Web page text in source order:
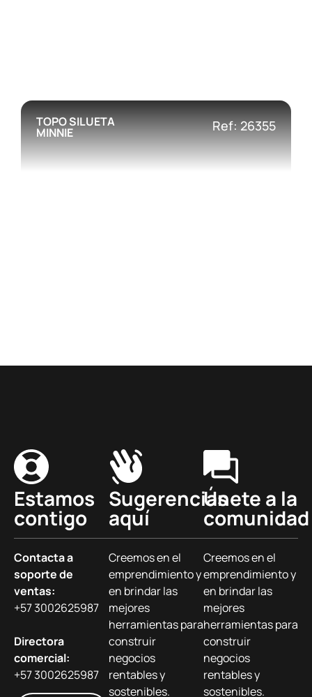
TOPO SILUETA
MINNIE Ref: 26355
Estamos
contigo
Contacta a
soporte de
ventas:
+57 3002625987
Directora
comercial:
+57 3002625987
Sugerencias
aquí
Creemos en el
emprendimiento y
en brindar las
mejores
herramientas para
construir
negocios
rentables y
sostenibles.
Únete a la
comunidad
Creemos en el
emprendimiento y
en brindar las
mejores
herramientas para
construir
negocios
rentables y
sostenibles.